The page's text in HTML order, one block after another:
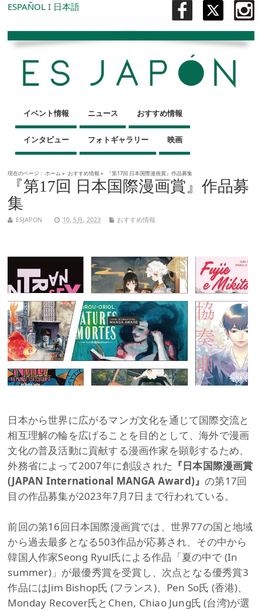
ESPAÑOL I 日本語
イベント情報 ニュース おすすめ情報
インタビュー フォトギャラリー 映画
現在のページ : ホーム » おすすめ情報 » 『第17回 日本国際漫画賞』作品募集
『第17回 日本国際漫画賞』作品募
集
ESJAPON 10, 5月, 2023 おすすめ情報
日本から世界に広がるマンガ文化を通じて国際交流と
相互理解の輪を広げることを目的として、海外で漫画
文化の普及活動に貢献する漫画作家を顕彰するため、
外務省によって2007年に創設された 『日本国際漫画賞
(JAPAN International MANGA Award)』の第17回
目の作品募集が2023年7月7日まで行われている。
前回の第16回日本国際漫画賞では、世界77の国と地域
から過去最多となる503作品が応募され、その中から
韓国人作家Seong Ryul氏による作品「夏の中で (In
summer)」が最優秀賞を受賞し、次点となる優秀賞3
作品にはJim Bishop氏 (フランス)、Pen So氏 (香港)、
Monday Recover氏とChen, Chiao Jung氏 (台湾)が選